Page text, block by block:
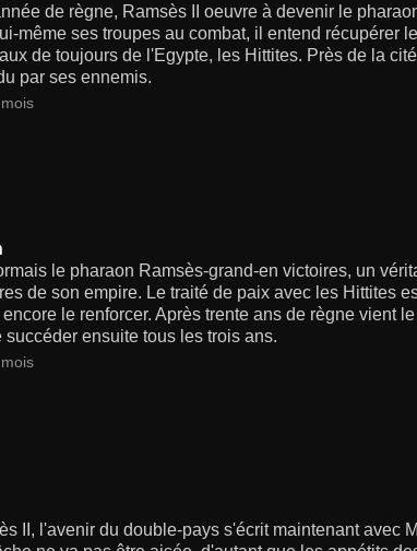
de règne, Ramsès II oeuvre à devenir le
même ses troupes au combat, il entend récupérer
de toujours de l'Egypte, les Hittites. Près de la
par ses ennemis.
le pharaon Ramsès-grand-en victoires, un
de son empire. Le traité de paix avec les Hittites
le renforcer. Après trente ans de règne vient
succéder ensuite tous les trois ans.
II, l'avenir du double-pays s'écrit maintenant avec